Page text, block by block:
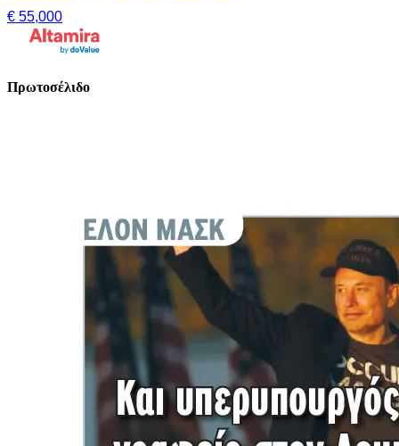
€ 55,000
Πρωτοσέλιδο